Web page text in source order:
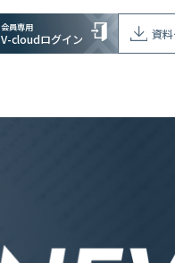
会員専用
V-cloudログイン 資